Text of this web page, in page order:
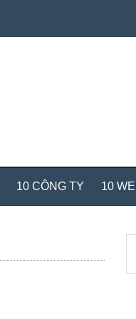
10 CÔNG TY 10